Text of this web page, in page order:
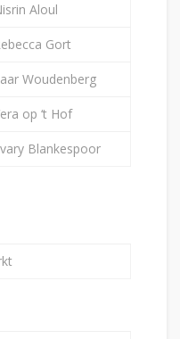
Aloul
Gort
Woudenberg
op ‘t Hof
Blankespoor